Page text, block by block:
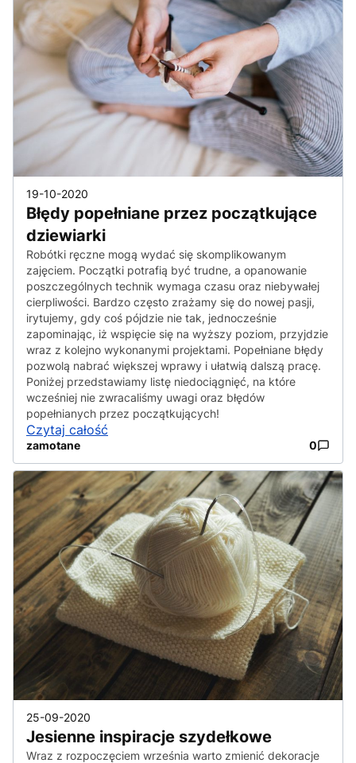
19-10-2020
Błędy popełniane przez początkujące
dziewiarki
Robótki ręczne mogą wydać się skomplikowanym
zajęciem. Początki potrafią być trudne, a opanowanie
poszczególnych technik wymaga czasu oraz niebywałej
cierpliwości. Bardzo często zrażamy się do nowej pasji,
irytujemy, gdy coś pójdzie nie tak, jednocześnie
zapominając, iż wspięcie się na wyższy poziom, przyjdzie
wraz z kolejno wykonanymi projektami. Popełniane błędy
pozwolą nabrać większej wprawy i ułatwią dalszą pracę.
Poniżej przedstawiamy listę niedociągnięć, na które
wcześniej nie zwracaliśmy uwagi oraz błędów
popełnianych przez początkujących!
Czytaj całość
zamotane 0
25-09-2020
Jesienne inspiracje szydełkowe
Wraz z rozpoczęciem września warto zmienić dekoracje